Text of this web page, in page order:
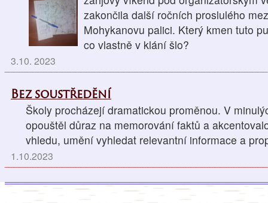
zakončila další ročních proslulého
Mohykanovu palici. Který kmen tuto
co vlastně v klání šlo?
3.10. 2023
Bez soustředění
Školy procházejí dramatickou proměnou. V
opouštěl důraz na memorování faktů a
vhledu, umění vyhledat relevantní informace a
1.10.2023